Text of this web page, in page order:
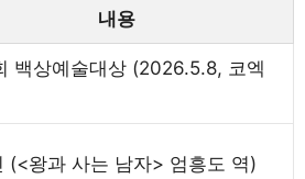
내용
백상예술대상 (2026.5.8, 코엑
(<왕과 사는 남자> 엄흥도 역)